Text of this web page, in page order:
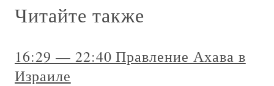
Читайте также
16:29 — 22:40 Правление Ахава в
Израиле